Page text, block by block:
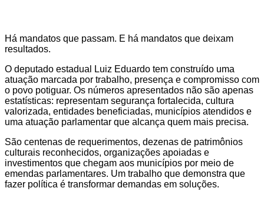
Há mandatos que passam. E há mandatos que deixam
resultados.
O deputado estadual Luiz Eduardo tem construído uma
atuação marcada por trabalho, presença e compromisso com
o povo potiguar. Os números apresentados não são apenas
estatísticas: representam segurança fortalecida, cultura
valorizada, entidades beneficiadas, municípios atendidos e
uma atuação parlamentar que alcança quem mais precisa.
São centenas de requerimentos, dezenas de patrimônios
culturais reconhecidos, organizações apoiadas e
investimentos que chegam aos municípios por meio de
emendas parlamentares. Um trabalho que demonstra que
fazer política é transformar demandas em soluções.